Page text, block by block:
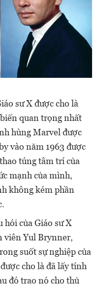
sư X được cho là
quan trọng nhất
hùng Marvel được
vào năm 1963 được
túng tâm trí của
mạnh của mình,
không kém phần
hói của Giáo sư X
viên Yul Brynner,
suốt sự nghiệp của
cho là đã lấy tính
đó trao nó cho thủ